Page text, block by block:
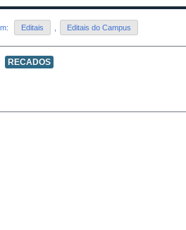
Editais Editais do Campus
RECADOS